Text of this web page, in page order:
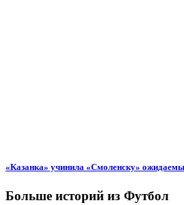
«Казанка» учинила «Смоленску»
Больше историй из Футбол